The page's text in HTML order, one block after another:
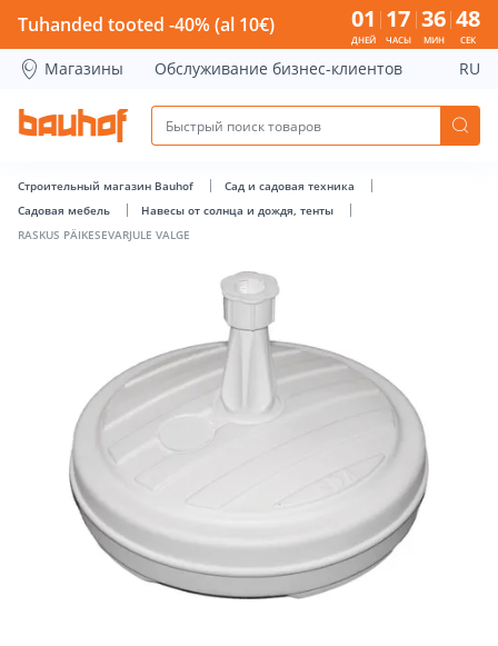
RASKUS PÄIKESEVARJULE VALGE - Bauhof has loaded
Tuhanded tooted -40% (al 10€) 01
ДНЕЙ
17
ЧАСЫ
36
МИН
48
СЕК
Магазины Обслуживание бизнес-клиентов RU
Строительный магазин Bauhof
Сад и садовая техника
Садовая мебель
Навесы от солнца и дождя, тенты
RASKUS PÄIKESEVARJULE VALGE